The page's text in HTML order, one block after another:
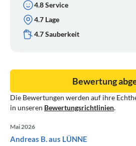
4.8 Service
4.7 Lage
4.7 Sauberkeit
Die Bewertungen werden auf ihre
in unseren Bewertungsrichtlinien.
Bewertung
Mai 2026
Andreas B. aus LÜNNE